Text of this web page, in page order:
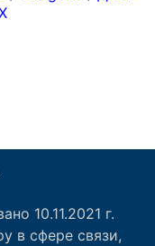
10.11.2021 г.
в сфере связи,